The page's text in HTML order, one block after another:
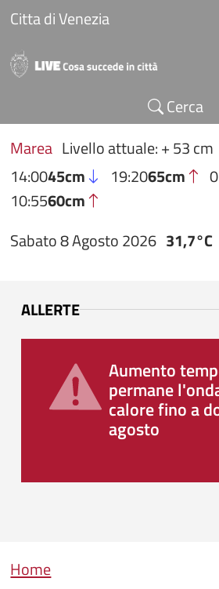
Salta al contenuto principale
Citta di Venezia
Cerca
Marea Livello attuale: + 53 cm
14:0045cm 19:2065cm
10:5560cm
Sabato 8 Agosto 2026 31,7°C
ALLERTE
Aumento
permane
calore fino a
agosto
Briciole di pane
Home